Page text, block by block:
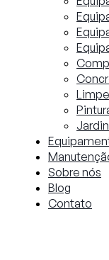
Sobre nós
Blog
Contato